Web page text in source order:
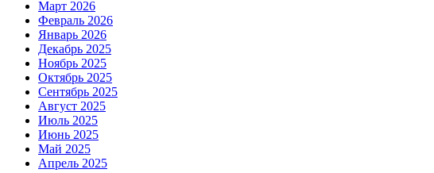
Март 2026
Февраль 2026
Январь 2026
Декабрь 2025
Ноябрь 2025
Октябрь 2025
Сентябрь 2025
Август 2025
Июль 2025
Июнь 2025
Май 2025
Апрель 2025